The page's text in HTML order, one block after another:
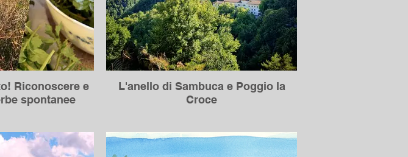
Riconoscere e
spontanee
L'anello di Sambuca e Poggio la
Croce